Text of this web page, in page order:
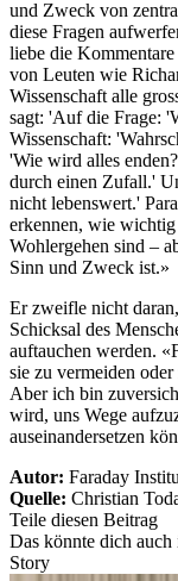
und Zweck von
diese Fragen
liebe die
von Leuten wie
Wissenschaft alle
sagt: 'Auf die Frage:
Wissenschaft:
'Wie wird alles
durch einen Zufall.'
nicht lebenswert.'
erkennen, wie
Wohlergehen sind –
Sinn und Zweck ist.»
Er zweifle nicht
Schicksal des
auftauchen werden.
sie zu vermeiden
Aber ich bin
wird, uns Wege
auseinandersetzen
Autor: Faraday
Quelle: Christian
Teile diesen Beitrag
Das könnte dich auch
Story